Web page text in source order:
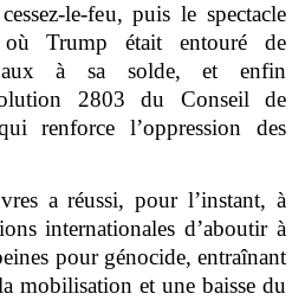
le-feu, puis le spectacle
Trump était entouré de
à sa solde, et enfin
2803 du Conseil de
renforce l’oppression des
a réussi, pour l’instant, à
internationales d’aboutir à
pour génocide, entraînant
mobilisation et une baisse du